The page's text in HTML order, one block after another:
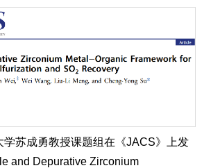
学苏成勇教授课题组在《JACS》上发
and Depurative Zirconium